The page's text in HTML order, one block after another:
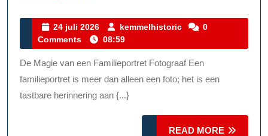
De
Kunst
Van
De
Familieportret
Fotograaf
24 juli 2026
24
juli
2026
kemmelhistoric kemmelhistoric
0
Comments
08:59
De Magie van een Familieportret Fotograaf Een
familieportret is meer dan alleen een foto; het is een
tastbare herinnering aan {...}
READ MORE